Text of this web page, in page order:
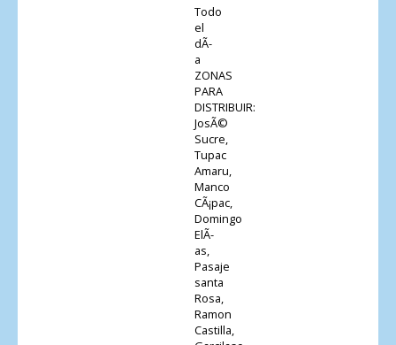
Todo
el
dÃ­
a
ZONAS
PARA
DISTRIBUIR:
JosÃ©
Sucre,
Tupac
Amaru,
Manco
CÃ¡pac,
Domingo
ElÃ­
as,
Pasaje
santa
Rosa,
Ramon
Castilla,